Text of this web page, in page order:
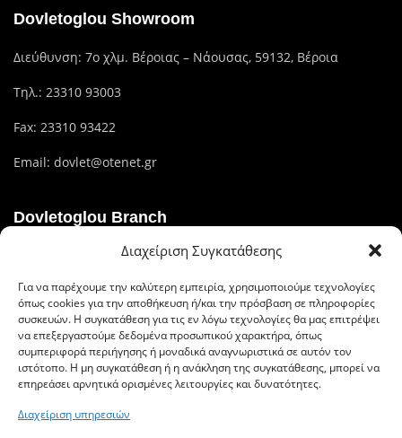
Διαχείριση Συγκατάθεσης
Για να παρέχουμε την καλύτερη εμπειρία, χρησιμοποιούμε τεχνολογίες
όπως cookies για την αποθήκευση ή/και την πρόσβαση σε πληροφορίες
συσκευών. Η συγκατάθεση για τις εν λόγω τεχνολογίες θα μας επιτρέψει
να επεξεργαστούμε δεδομένα προσωπικού χαρακτήρα, όπως
συμπεριφορά περιήγησης ή μοναδικά αναγνωριστικά σε αυτόν τον
ιστότοπο. Η μη συγκατάθεση ή η ανάκληση της συγκατάθεσης, μπορεί να
επηρεάσει αρνητικά ορισμένες λειτουργίες και δυνατότητες.
Διαχείριση υπηρεσιών
Dovletoglou Showroom
Διεύθυνση: 7ο χλμ. Βέροιας – Νάουσας, 59132, Βέροια
Τηλ.: 23310 93003
Fax: 23310 93422
Email: dovlet@otenet.gr
Dovletoglou Branch
Διεύθυνση: Πίνδου 17, 59132,Βέροια
Τηλ.: 23310 60376
Fax: 23310 93422
Email: dovlet@otenet.gr